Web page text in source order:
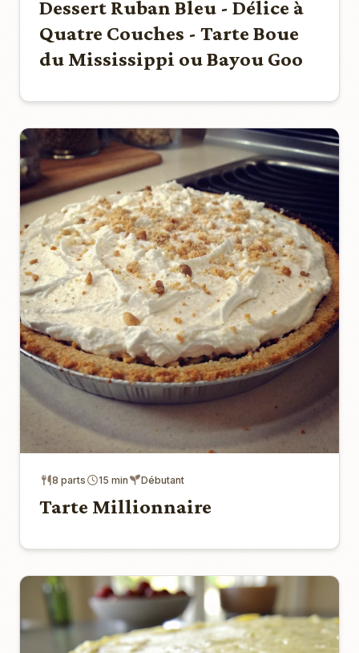
Dessert Ruban Bleu - Délice à
Quatre Couches - Tarte Boue
du Mississippi ou Bayou Goo
8 parts 15 min Débutant
Tarte Millionnaire